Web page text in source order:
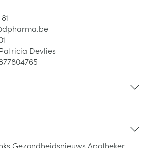
dpharma.be
Devlies
Gezondheidsnieuws Apotheker